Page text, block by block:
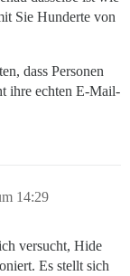
Sie Hunderte von
dass Personen
ihre echten E-Mail-
14:29
versucht, Hide
Es stellt sich